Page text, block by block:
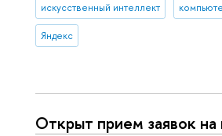
искусственный интеллект
Яндекс
Открыт прием заявок на